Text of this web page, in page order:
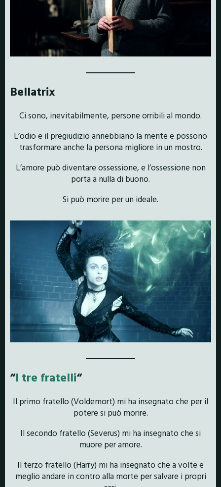
Bellatrix
Ci sono, inevitabilmente, persone orribili al mondo.
L’odio e il pregiudizio annebbiano la mente e possono
trasformare anche la persona migliore in un mostro.
L’amore può diventare ossessione, e l’ossessione non
porta a nulla di buono.
Si può morire per un ideale.
“I tre fratelli“
Il primo fratello (Voldemort) mi ha insegnato che per il
potere si può morire.
Il secondo fratello (Severus) mi ha insegnato che si
muore per amore.
Il terzo fratello (Harry) mi ha insegnato che a volte e
meglio andare in contro alla morte per salvare i propri